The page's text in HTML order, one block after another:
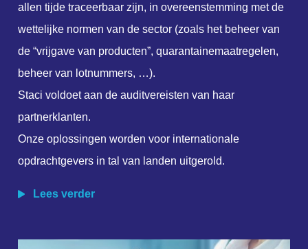
allen tijde traceerbaar zijn, in overeenstemming met de
wettelijke normen van de sector (zoals het beheer van
de “vrijgave van producten”, quarantainemaatregelen,
beheer van lotnummers, …).
Staci voldoet aan de auditvereisten van haar
partnerklanten.
Onze oplossingen worden voor internationale
opdrachtgevers in tal van landen uitgerold.
Lees verder